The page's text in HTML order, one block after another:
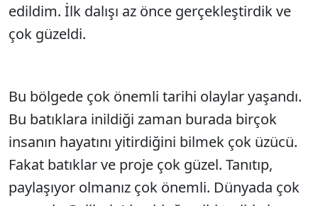
edildim. İlk dalışı az önce gerçekleştirdik ve
çok güzeldi.
Bu bölgede çok önemli tarihi olaylar yaşandı.
Bu batıklara inildiği zaman burada birçok
insanın hayatını yitirdiğini bilmek çok üzücü.
Fakat batıklar ve proje çok güzel. Tanıtıp,
paylaşıyor olmanız çok önemli. Dünyada çok